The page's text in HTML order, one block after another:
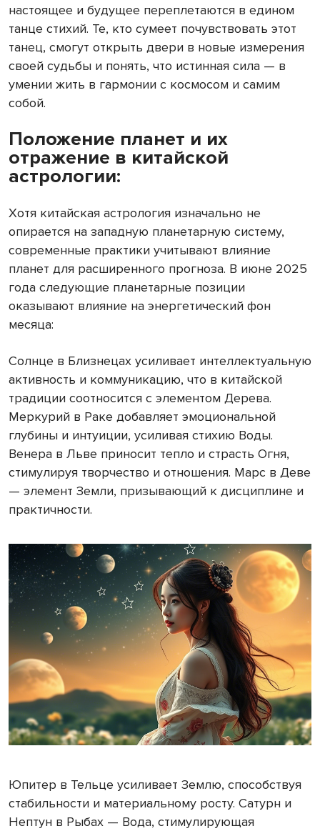
настоящее и будущее переплетаются в едином
танце стихий. Те, кто сумеет почувствовать этот
танец, смогут открыть двери в новые измерения
своей судьбы и понять, что истинная сила — в
умении жить в гармонии с космосом и самим
собой.
Положение планет и их
отражение в китайской
астрологии:
Хотя китайская астрология изначально не
опирается на западную планетарную систему,
современные практики учитывают влияние
планет для расширенного прогноза. В июне 2025
года следующие планетарные позиции
оказывают влияние на энергетический фон
месяца:
Солнце в Близнецах усиливает интеллектуальную
активность и коммуникацию, что в китайской
традиции соотносится с элементом Дерева.
Меркурий в Раке добавляет эмоциональной
глубины и интуиции, усиливая стихию Воды.
Венера в Льве приносит тепло и страсть Огня,
стимулируя творчество и отношения. Марс в Деве
— элемент Земли, призывающий к дисциплине и
практичности.
Юпитер в Тельце усиливает Землю, способствуя
стабильности и материальному росту. Сатурн и
Нептун в Рыбах — Вода, стимулирующая